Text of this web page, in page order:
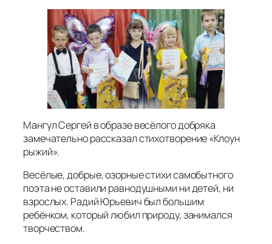
Мангул Сергей в образе весёлого добряка
замечательно рассказал стихотворение «Клоун
рыжий».
Весёлые, добрые, озорные стихи самобытного
поэта не оставили равнодушными ни детей, ни
взрослых. Радий Юрьевич был большим
ребёнком, который любил природу, занимался
творчеством.